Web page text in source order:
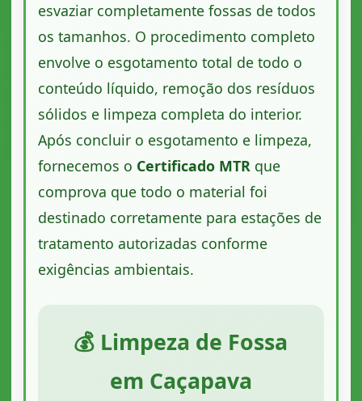
esvaziar completamente fossas de todos
os tamanhos. O procedimento completo
envolve o esgotamento total de todo o
conteúdo líquido, remoção dos resíduos
sólidos e limpeza completa do interior.
Após concluir o esgotamento e limpeza,
fornecemos o Certificado MTRque
comprova que todo o material foi
destinado corretamente para estações de
tratamento autorizadas conforme
exigências ambientais.
💰 Limpeza de Fossa
em Caçapava